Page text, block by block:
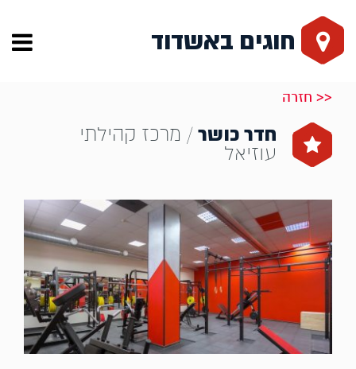
חוגים באשדוד
<< חזרה
חדר כושר / מרכז קהילתי
עוזיאל